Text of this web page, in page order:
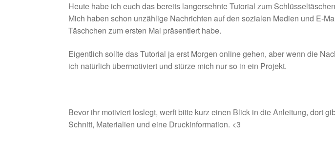
Heute habe ich euch das bereits langersehnte Tutorial zum
Mich haben schon unzählige Nachrichten auf den sozialen Medien und E-
Täschchen zum ersten Mal präsentiert habe.
Eigentlich sollte das Tutorial ja erst Morgen online gehen, aber wenn die
ich natürlich übermotiviert und stürze mich nur so in ein Projekt.
Bevor ihr motiviert loslegt, werft bitte kurz einen Blick in die Anleitung, dort
Schnitt, Materialien und eine Druckinformation. <3